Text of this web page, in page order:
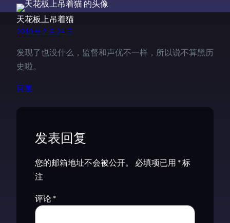
天花板上吊着猫
2010 年 2 月 24 日
发现了也没什么，监督和声优不一样，所以说不算黑历
史啦。
回复
发表回复
您的邮箱地址不会被公开。 必填项已用 *标
注
评论 *